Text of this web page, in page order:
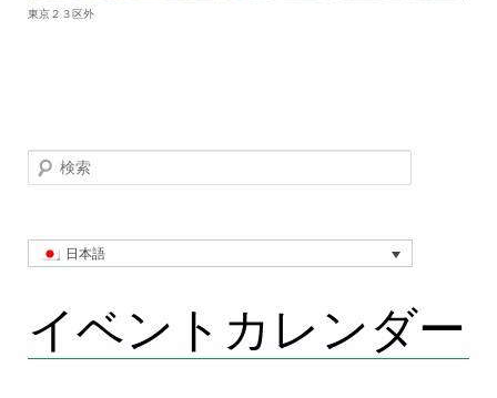
東京２３区外
検索
日本語
イベントカレンダー